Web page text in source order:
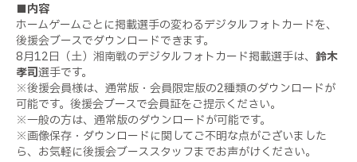
■内容
ホームゲームごとに掲載選手の変わるデジタルフォトカードを、
後援会ブースでダウンロードできます。
8月12日（土）湘南戦のデジタルフォトカード掲載選手は、 鈴木
孝司選手です。
※後援会員様は、通常版・会員限定版の2種類のダウンロードが
可能です。後援会ブースで会員証をご提示ください。
※一般の方は、通常版のダウンロードが可能です。
※画像保存・ダウンロードに関してご不明な点がございました
ら、お気軽に後援会ブーススタッフまでお声がけください。